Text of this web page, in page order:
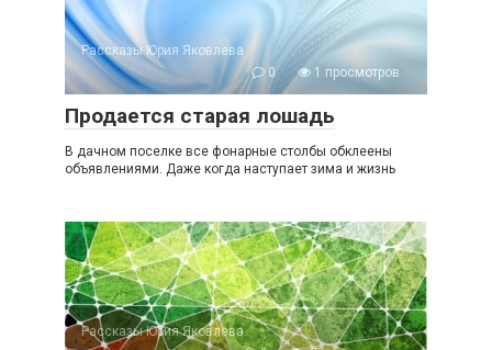
Рассказы Юрия Яковлева
0
1 просмотров
Продается старая лошадь
В дачном поселке все фонарные столбы обклеены
объявлениями. Даже когда наступает зима и жизнь
Рассказы Юрия Яковлева